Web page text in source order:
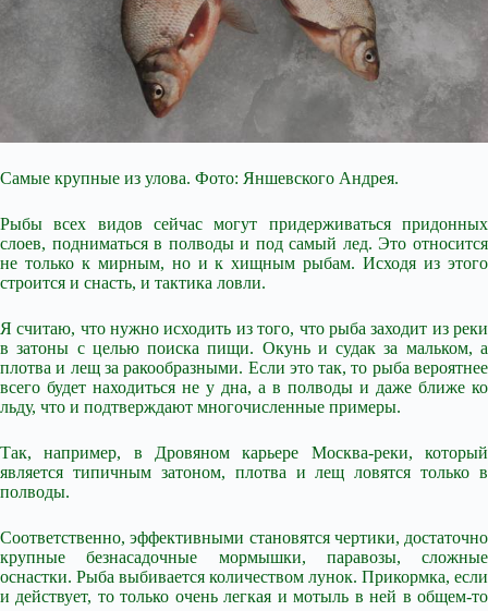
Самые крупные из улова. Фото: Яншевского Андрея.
Рыбы всех видов сейчас могут придерживаться придонных
слоев, подниматься в полводы и под самый лед. Это относится
не только к мирным, но и к хищным рыбам. Исходя из этого
строится и снасть, и тактика ловли.
Я считаю, что нужно исходить из того, что рыба заходит из реки
в затоны с целью поиска пищи. Окунь и судак за мальком, а
плотва и лещ за ракообразными. Если это так, то рыба вероятнее
всего будет находиться не у дна, а в полводы и даже ближе ко
льду, что и подтверждают многочисленные примеры.
Так, например, в Дровяном карьере Москва-реки, который
является типичным затоном, плотва и лещ ловятся только в
полводы.
Соответственно, эффективными становятся чертики, достаточно
крупные безнасадочные мормышки, паравозы, сложные
оснастки. Рыба выбивается количеством лунок. Прикормка, если
и действует, то только очень легкая и мотыль в ней в общем-то